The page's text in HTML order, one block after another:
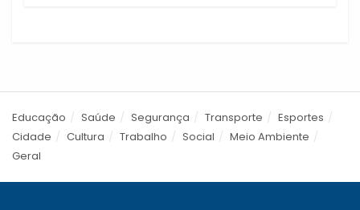
Educação Saúde Segurança Transporte
Esportes
Cidade
Cultura Trabalho Social
Meio Ambiente
Geral